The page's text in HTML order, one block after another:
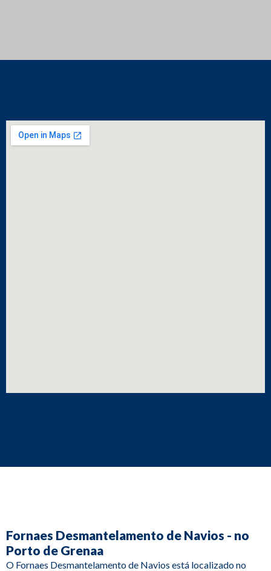
Fornaes Desmantelamento de Navios - no
Porto de Grenaa
O Fornaes Desmantelamento de Navios está localizado no